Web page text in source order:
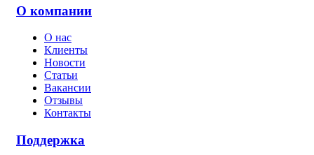
О компании
О нас
Клиенты
Новости
Статьи
Вакансии
Отзывы
Контакты
Поддержка